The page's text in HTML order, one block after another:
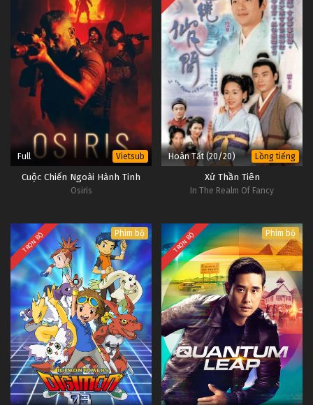
Full Vietsub
Cuộc Chiến Ngoài Hành Tinh
Osiris
Hoàn Tất (20/20) Lồng tiếng
Xứ Thần Tiên
In The Realm Of Fancy
TRỌN BỘ Phim bộ TRỌN BỘ Phim bộ